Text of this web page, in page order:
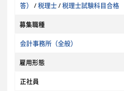
答）
/税理士/税理士試験科目合格
募集職種
会計事務所（全般）
雇用形態
正社員